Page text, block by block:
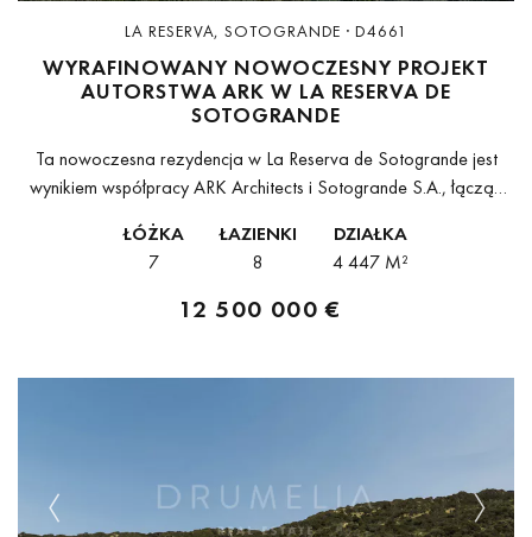
LA RESERVA, SOTOGRANDE · D4661
WYRAFINOWANY NOWOCZESNY PROJEKT
AUTORSTWA ARK W LA RESERVA DE
SOTOGRANDE
Ta nowoczesna rezydencja w La Reserva de Sotogrande jest
wynikiem współpracy ARK Architects i Sotogrande S.A., łącząc
zasadami bioarchitektury, wykorzystuje światło, przestrzeń i...
ŁÓŻKA
7
ŁAZIENKI
8
DZIAŁKA
4 447 M²
12 500 000 €
Previous Next